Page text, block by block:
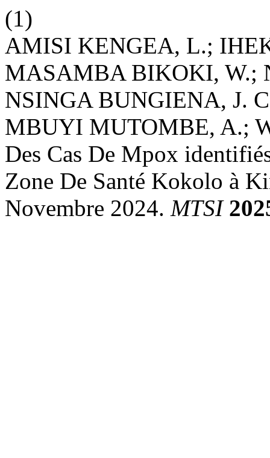
(1)
AMISI KENGEA, L.;
MASAMBA BIKOKI, W.;
NSINGA BUNGIENA, J.
MBUYI MUTOMBE, A.;
Des Cas De Mpox
Zone De Santé Kokolo à
Novembre 2024. MTSI